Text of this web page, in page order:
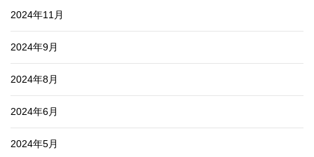
2024年11月
2024年9月
2024年8月
2024年6月
2024年5月